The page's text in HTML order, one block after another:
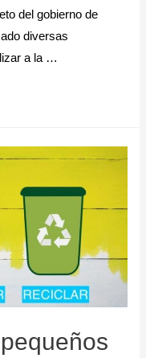
del gobierno de
diversas
a la …